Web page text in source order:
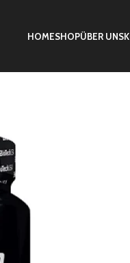
HOMESHOPÜBER UNS